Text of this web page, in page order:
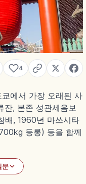
4
에서 가장 오래된 사
잔, 본존 성관세음보
배, 1960년 마쓰시타
등롱) 등을 함께
문